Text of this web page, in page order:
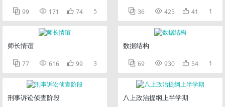
 99  171  74 5
师长情谊
 77  616  99 3
刑事诉讼侦查阶段
 36  425  41 1
数据结构
 69  930  54 1
八上政治提纲上半学期